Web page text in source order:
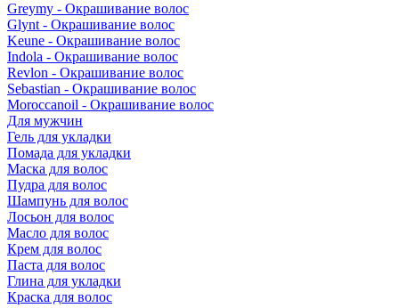
Greymy - Окрашивание волос
Glynt - Окрашивание волос
Keune - Окрашивание волос
Indola - Окрашивание волос
Revlon - Окрашивание волос
Sebastian - Окрашивание волос
Moroccanoil - Окрашивание волос
Для мужчин
Гель для укладки
Помада для укладки
Маска для волос
Пудра для волос
Шампунь для волос
Лосьон для волос
Масло для волос
Крем для волос
Паста для волос
Глина для укладки
Краска для волос